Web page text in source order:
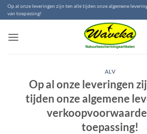
Ga
naar
Op al onze leveringen zijn ten alle tijden onze algemene
van toepassing!
ALV
Op al onze leveringen
tijden onze algemene
toepassing!